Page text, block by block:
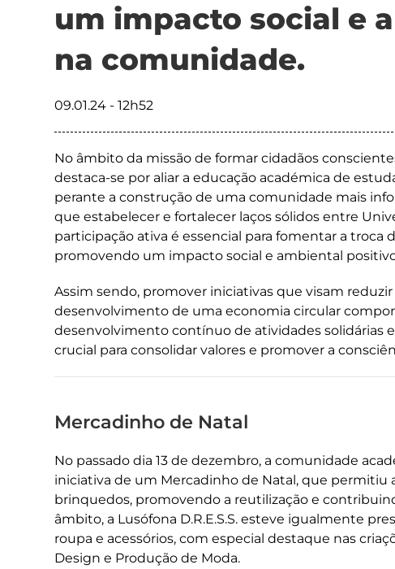
um impacto social e
na comunidade.
09.01.24 - 12h52
No âmbito da missão de formar cidadãos
destaca-se por aliar a educação académica de
perante a construção de uma comunidade mais
que estabelecer e fortalecer laços sólidos entre
participação ativa é essencial para fomentar a troca
promovendo um impacto social e ambiental
Assim sendo, promover iniciativas que visam
desenvolvimento de uma economia circular
desenvolvimento contínuo de atividades solidárias
crucial para consolidar valores e promover a
Mercadinho de Natal
No passado dia 13 de dezembro, a comunidade
iniciativa de um Mercadinho de Natal, que permitiu
brinquedos, promovendo a reutilização e
âmbito, a Lusófona D.R.E.S.S. esteve igualmente
roupa e acessórios, com especial destaque nas
Design e Produção de Moda.